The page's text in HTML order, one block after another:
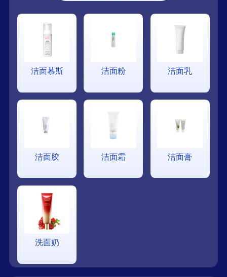
洁面慕斯 洁面粉 洁面乳
洁面胶 洁面霜 洁面膏
洗面奶